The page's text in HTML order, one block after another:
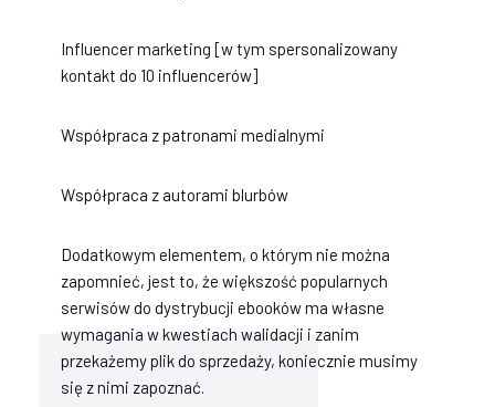
Influencer marketing [w tym spersonalizowany
kontakt do 10 influencerów]
Współpraca z patronami medialnymi
Współpraca z autorami blurbów
Dodatkowym elementem, o którym nie można
zapomnieć, jest to, że większość popularnych
serwisów do dystrybucji ebooków ma własne
wymagania w kwestiach walidacji i zanim
przekażemy plik do sprzedaży, koniecznie musimy
się z nimi zapoznać.